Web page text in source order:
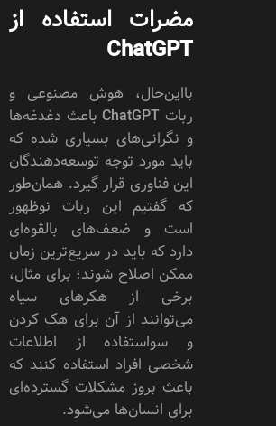
مضرات استفاده از
ChatGPT
با‌این‌حال، هوش مصنوعی و
ربات ChatGPT باعث دغدغه‌ها
و نگرانی‌های بسیاری شده که
باید مورد توجه توسعه‌دهندگان
این فناوری قرار گیرد. همان‌طور
که گفتیم این ربات نوظهور
است و ضعف‌های بالقوه‌ای
دارد که باید در سریع‌ترین زمان
ممکن اصلاح شوند؛ برای مثال،
برخی از هکرهای سیاه
می‌توانند از آن برای هک کردن
و سواستفاده از اطلاعات
شخصی افراد استفاده کنند که
باعث بروز مشکلات گسترده‌ای
برای انسان‌ها می‌شود.